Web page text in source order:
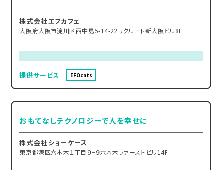
株式会社エフカフェ
大阪府大阪市淀川区西中島5-14-22リクルート新大阪ビル8F
提供サービス EFOcats
おもてなしテクノロジーで人を幸せに
株式会社ショーケース
東京都港区六本木１丁目９−９六本木ファーストビル14F